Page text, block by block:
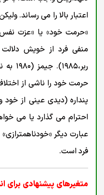
اعتبار بالا را می رساند.
«حرمت خود» یا «عزت
حرمت خود را ناشی از
پنداره (دیدی عینی از
احترام می گذارد یا می
عبارت دیگر
فرد است.
متغیرهای پیشنهادی برای